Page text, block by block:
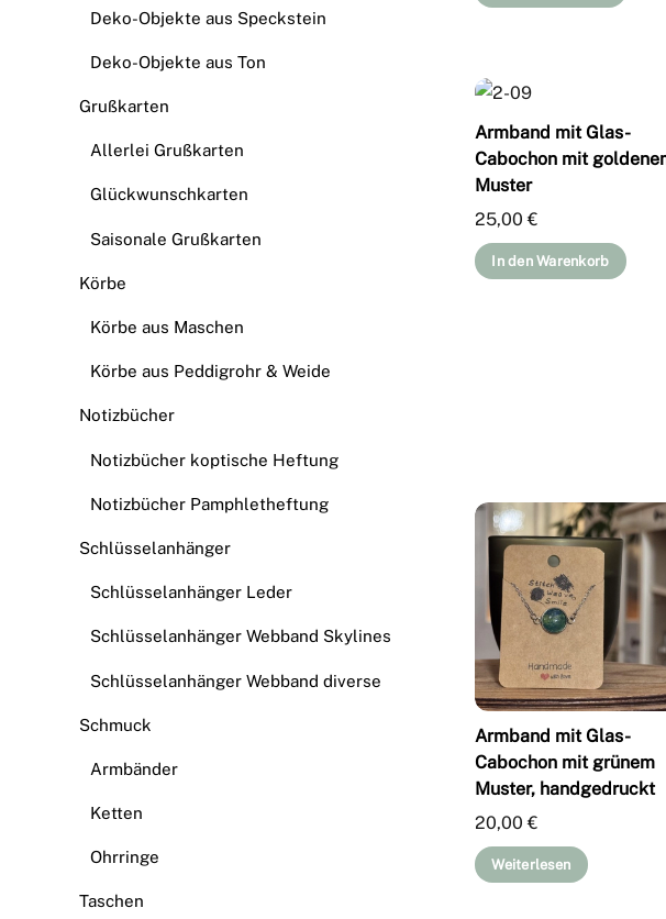
Armband mit Glas-
Cabochon mit
Muster
25,00€
In den Warenkorb
Armband mit Glas-
Cabochon mit grünem
Muster, handgedruckt
20,00€
Weiterlesen
Deko-Objekte aus Speckstein
Deko-Objekte aus Ton
Grußkarten
Allerlei Grußkarten
Glückwunschkarten
Saisonale Grußkarten
Körbe
Körbe aus Maschen
Körbe aus Peddigrohr & Weide
Notizbücher
Notizbücher koptische Heftung
Notizbücher Pamphletheftung
Schlüsselanhänger
Schlüsselanhänger Leder
Schlüsselanhänger Webband Skylines
Schlüsselanhänger Webband diverse
Schmuck
Armbänder
Ketten
Ohrringe
Taschen